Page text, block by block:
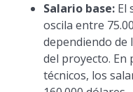
Salario base: El
oscila entre
dependiendo de
del proyecto. En
técnicos, los